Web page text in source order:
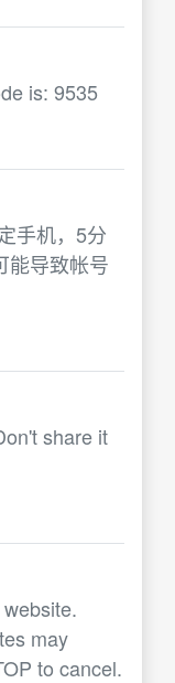
is: 9535
手机，5分
能导致帐号
share it
may
to cancel.